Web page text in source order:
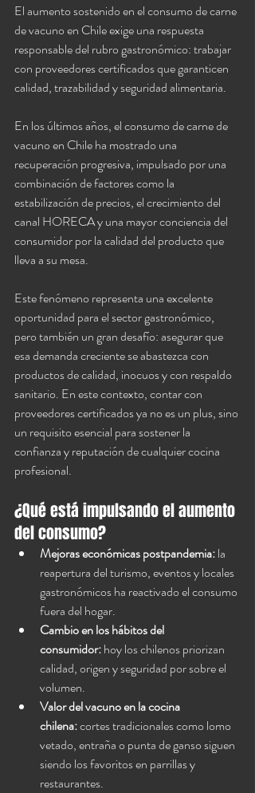
El aumento sostenido en el consumo de carne
de vacuno en Chile exige una respuesta
responsable del rubro gastronómico: trabajar
con proveedores certificados que garanticen
calidad, trazabilidad y seguridad alimentaria.
En los últimos años, el consumo de carne de
vacuno en Chile ha mostrado una
recuperación progresiva, impulsado por una
combinación de factores como la
estabilización de precios, el crecimiento del
canal HORECA y una mayor conciencia del
consumidor por la calidad del producto que
lleva a su mesa.
Este fenómeno representa una excelente
oportunidad para el sector gastronómico,
pero también un gran desafío: asegurar que
esa demanda creciente se abastezca con
productos de calidad, inocuos y con respaldo
sanitario. En este contexto, contar con
proveedores certificados ya no es un plus, sino
un requisito esencial para sostener la
confianza y reputación de cualquier cocina
profesional.
¿Qué está impulsando el aumento
del consumo?
Mejoras económicas postpandemia: la
reapertura del turismo, eventos y locales
gastronómicos ha reactivado el consumo
fuera del hogar.
Cambio en los hábitos del
consumidor: hoy los chilenos priorizan
calidad, origen y seguridad por sobre el
volumen.
Valor del vacuno en la cocina
chilena: cortes tradicionales como lomo
vetado, entraña o punta de ganso siguen
siendo los favoritos en parrillas y
restaurantes.